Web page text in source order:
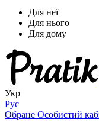
Для неї
Для нього
Для дому
Укр
Рус
Обране Особистий